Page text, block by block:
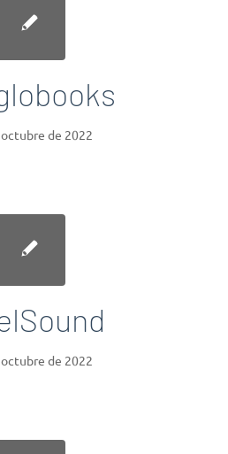
de 2022
de 2022